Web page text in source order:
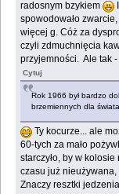
radosnym bzykiem
spowodowało
więcej g. Cóż za
czyli zdmuchnięcia
przyjemności. Ale tak -
Cytuj
Rok 1966 był bardzo
brzemiennych dla
Ty kocurze... ale
60-tych za mało
starczyło, by w
czasu już nieużywana,
Znaczy resztki